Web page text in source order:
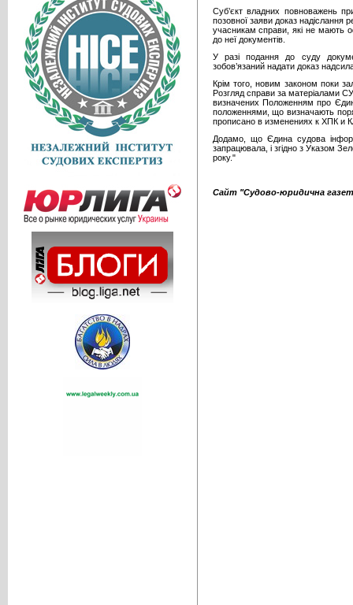
Суб’єкт владних повноважень
позовної заяви доказ
учасникам справи, які не мають
до неї документів.
У разі подання до суду
зобов’язаний надати доказ
Крім того, новим законом поки
Розгляд справи за матеріалами
визначених Положенням про
положеннями, що визначають
прописано в изменениях к ХПК и
Додамо, що Єдина судова
запрацювала, і згідно з Указом
року."
Сайт "Судово-юридична